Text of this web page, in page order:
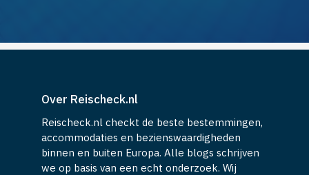
Over Reischeck.nl
Reischeck.nl checkt de beste bestemmingen,
accommodaties en bezienswaardigheden
binnen en buiten Europa. Alle blogs schrijven
we op basis van een echt onderzoek. Wij